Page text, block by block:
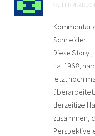
28. FEBRUAR
Kommentar
Schneider:
Diese Story
ca. 1968,
jetzt noch
überarbeitet.
derzeitige
zusammen,
Perspektive